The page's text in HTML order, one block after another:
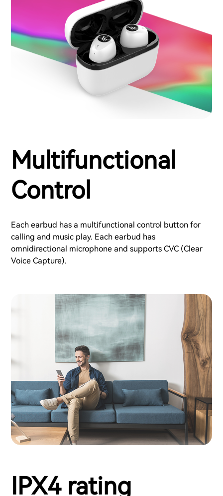
Multifunctional
Control
Each earbud has a multifunctional control button for
calling and music play. Each earbud has
omnidirectional microphone and supports CVC (Clear
Voice Capture).
IPX4 rating